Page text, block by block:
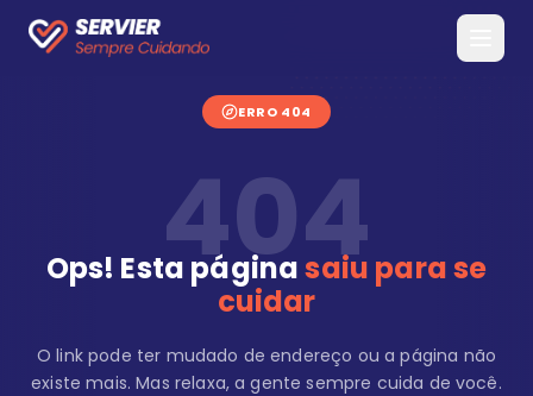
ERRO 404
404
Ops! Esta páginasaiu para se
cuidar
O link pode ter mudado de endereço ou a página não
existe mais. Mas relaxa, a gente sempre cuida de você.